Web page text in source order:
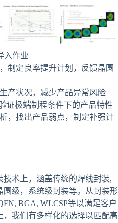
入作业
制定良率提升计划，反馈晶圆
产状况，减少产品异常风险
证极端制程条件下的产品特性
，找出产品弱点，制定补强计
术上，涵盖传统的焊线封装,
级，系统级封装等。从封装形
BGA, WLCSP等以满足客户
我们有多样化的选择以匹配高